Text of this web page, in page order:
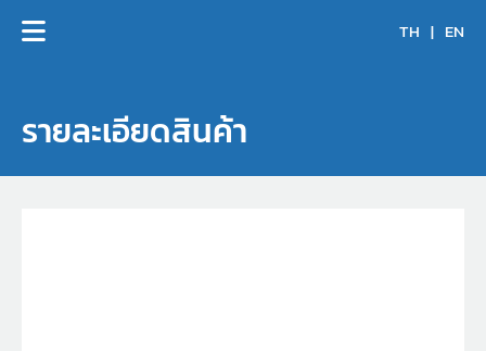
TH | EN
รายละเอียดสินค้า